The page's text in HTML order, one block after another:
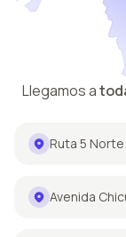
Llegamos a
Ruta 5 Norte
Avenida